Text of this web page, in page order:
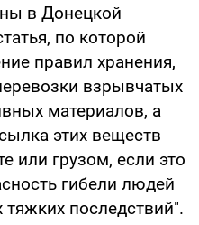
в Донецкой
по которой
правил хранения,
взрывчатых
материалов, а
этих веществ
или грузом, если это
гибели людей
тяжких последствий".